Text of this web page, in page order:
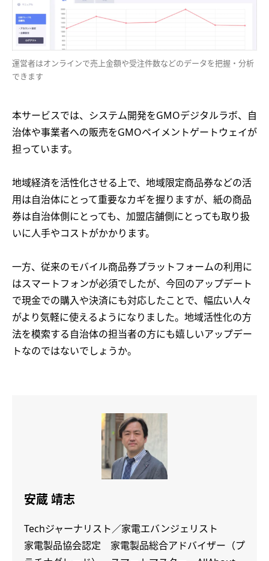
運営者はオンラインで売上金額や受注件数などのデータを把握・分析
できます
本サービスでは、システム開発をGMOデジタルラボ、自
治体や事業者への販売をGMOペイメントゲートウェイが
担っています。
地域経済を活性化させる上で、地域限定商品券などの活
用は自治体にとって重要なカギを握りますが、紙の商品
券は自治体側にとっても、加盟店舗側にとっても取り扱
いに人手やコストがかかります。
一方、従来のモバイル商品券プラットフォームの利用に
はスマートフォンが必須でしたが、今回のアップデート
で現金での購入や決済にも対応したことで、幅広い人々
がより気軽に使えるようになりました。地域活性化の方
法を模索する自治体の担当者の方にも嬉しいアップデー
トなのではないでしょうか。
安蔵 靖志
Techジャーナリスト／家電エバンジェリスト
家電製品協会認定 家電製品総合アドバイザー（プ